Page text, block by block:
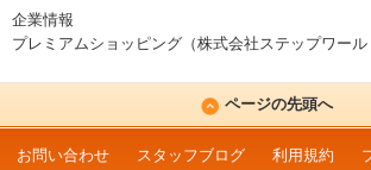
企業情報
プレミアムショッピング（株式会社ステップワール
ページの先頭へ
お問い合わせ スタッフブログ 利用規約